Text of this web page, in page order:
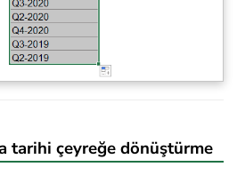
tarihi çeyreğe dönüştürme